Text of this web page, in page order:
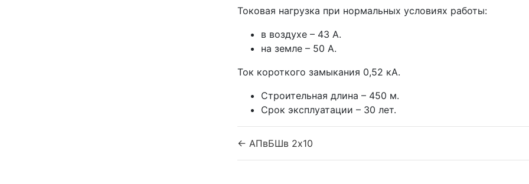
Токовая нагрузка при нормальных условиях работы:
в воздухе – 43 А.
на земле – 50 А.
Ток короткого замыкания 0,52 кА.
Строительная длина – 450 м.
Срок эксплуатации – 30 лет.
← АПвБШв 2x10